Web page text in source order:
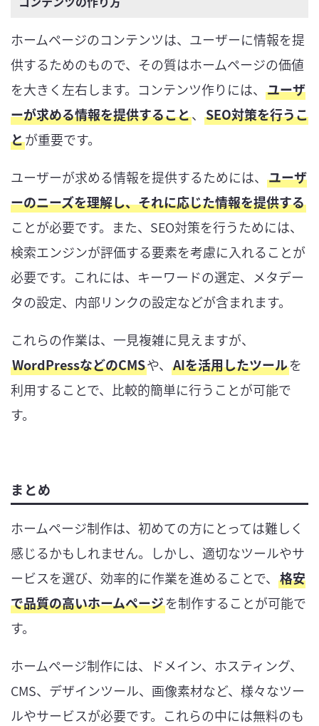
ホームページのコンテンツは、ユーザーに情報を提
供するためのもので、その質はホームページの価値
を大きく左右します。コンテンツ作りには、 ユーザ
ーが求める情報を提供すること、 SEO対策を行うこ
とが重要です。
ユーザーが求める情報を提供するためには、 ユーザ
ーのニーズを理解し、それに応じた情報を提供する
ことが必要です。また、SEO対策を行うためには、
検索エンジンが評価する要素を考慮に入れることが
必要です。これには、キーワードの選定、メタデー
タの設定、内部リンクの設定などが含まれます。
これらの作業は、一見複雑に見えますが、
WordPressなどのCMSや、 AIを活用したツールを
利用することで、比較的簡単に行うことが可能で
す。
まとめ
ホームページ制作は、初めての方にとっては難しく
感じるかもしれません。しかし、適切なツールやサ
ービスを選び、効率的に作業を進めることで、 格安
で品質の高いホームページを制作することが可能で
す。
ホームページ制作には、ドメイン、ホスティング、
CMS、デザインツール、画像素材など、様々なツー
ルやサービスが必要です。これらの中には無料のも